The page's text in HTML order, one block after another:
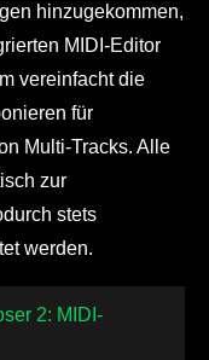
hinzugekommen,
MIDI-Editor
vereinfacht die
für
Multi-Tracks. Alle
zur
stets
werden.
2: MIDI-